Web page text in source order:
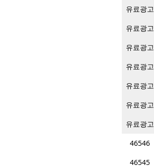
유료광고
유료광고
유료광고
유료광고
유료광고
유료광고
유료광고
46546
46545